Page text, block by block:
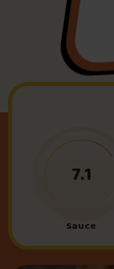
Sauce
7.1